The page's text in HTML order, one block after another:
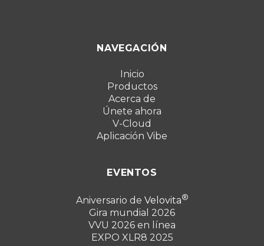
NAVEGACIÓN
Inicio
Productos
Acerca de
Únete ahora
V-Cloud
Aplicación Vibe
EVENTOS
Aniversario de Velovita
Gira mundial 2026
VVU 2026 en línea
EXPO XLR8 2025